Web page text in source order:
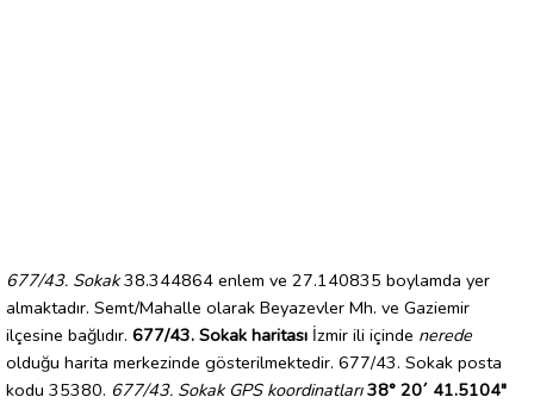
677/43. Sokak38.344864 enlem ve 27.140835 boylamda yer
almaktadır. Semt/Mahalle olarak Beyazevler Mh. ve Gaziemir
ilçesine bağlıdır. 677/43. Sokak haritası İzmir ili içinde nerede
olduğu harita merkezinde gösterilmektedir. 677/43. Sokak posta
kodu 35380. 677/43. Sokak GPS koordinatları 38° 20´ 41.5104"